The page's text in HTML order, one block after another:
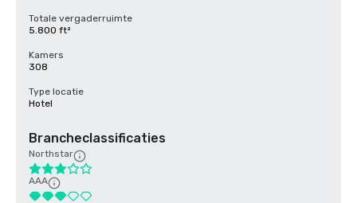
Totale vergaderruimte
5.800 ft²
Kamers
308
Type locatie
Hotel
Brancheclassificaties
Northstar
AAA